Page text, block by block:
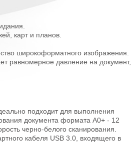
карт и планов.
широкоформатного изображения.
равномерное давление на документ,
подходит для выполнения
документа формата A0+ - 12
черно-белого сканирования.
кабеля USB 3.0, входящего в